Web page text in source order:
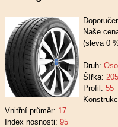
Naše
(sleva 0
Druh:
Šířka: 205
Profil: 55
Vnitřní průměr: 17
Index nosnosti: 95